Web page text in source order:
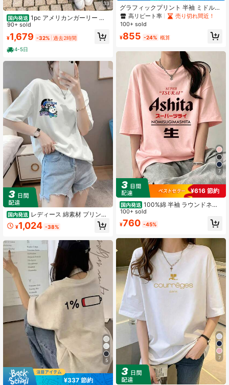
33
国内発送 1pc アメリカンガーリー オ
リジナルTシャツ オールオーバー柄
ピクセルアニメ ドット拼色 長袖フィ
ット インスタ映え
90+ sold
¥1,679 -32% 過去2時間
4-5日
国内発送 レディース 綿素材 プリント
柄 半袖 T シャツ クルーネック カジ
ュアル 柔らか肌触り 通気性良好 夏
ーカジュアルトップス
¥1,024 -38%
5
¥337 節約
グラフィックプリント 半袖 ミドル丈
Tシャツ、ファッショナブルなカジュ
アルトップス レディース ホワイト
高リピート率
売り切れ間近！
100+ sold
¥855 -24% 概算
7
¥616 節約
国内発送 100%綿 半袖 ラウンドネッ
ク Tシャツ 夏服 レディース おもしろ
プリント ゆったり カジュアル トッ
プス
100+ sold
¥760 -45%
7